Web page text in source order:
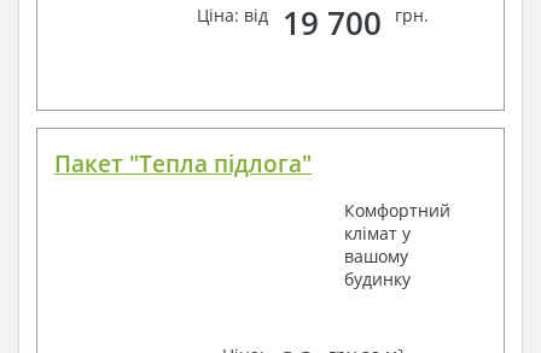
Ціна: від 19 700 грн.
Пакет "Тепла підлога"
Комфортний
клімат у
вашому
будинку